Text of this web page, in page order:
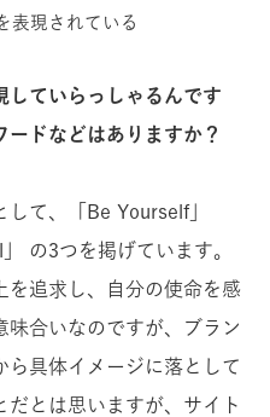
表現されている
していらっしゃるんです
ドなどはありますか？
て、「Be Yourself」
の3つを掲げています。
を追求し、自分の使命を感
味合いなのですが、ブラン
ら具体イメージに落として
だとは思いますが、サイト